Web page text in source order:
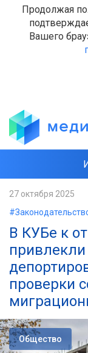
Продолжая
Вашего
27 октября 2025
В КУБе к
привлекли
проверки
Общество